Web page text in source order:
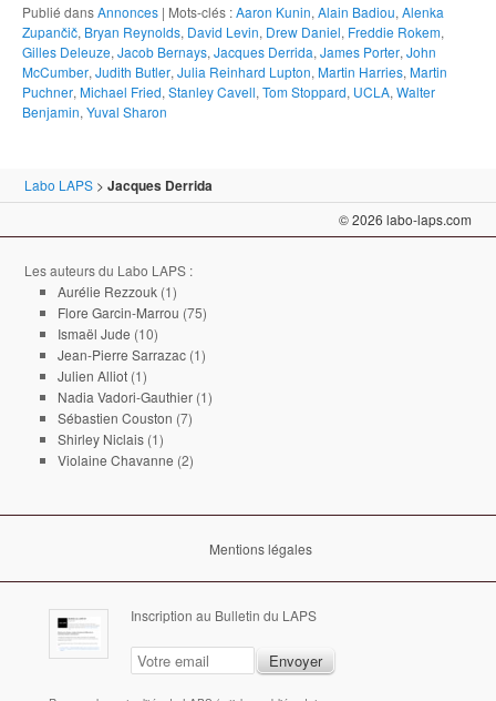
Publié dansAnnonces | Mots-clés :Aaron Kunin, Alain Badiou, Alenka
Zupančič, Bryan Reynolds, David Levin, Drew Daniel, Freddie Rokem,
Gilles Deleuze, Jacob Bernays, Jacques Derrida, James Porter, John
McCumber, Judith Butler, Julia Reinhard Lupton, Martin Harries, Martin
Puchner, Michael Fried, Stanley Cavell, Tom Stoppard, UCLA, Walter
Benjamin, Yuval Sharon
Labo LAPS >Jacques Derrida
© 2026 labo-laps.com
Les auteurs du Labo LAPS :
Aurélie Rezzouk (1)
Flore Garcin-Marrou (75)
Ismaël Jude (10)
Jean-Pierre Sarrazac (1)
Julien Alliot (1)
Nadia Vadori-Gauthier (1)
Sébastien Couston (7)
Shirley Niclais (1)
Violaine Chavanne (2)
Mentions légales
Inscription au Bulletin du LAPS